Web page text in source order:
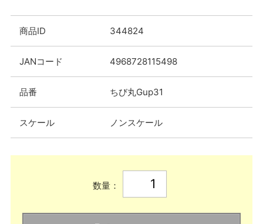
商品ID 344824
JANコード 4968728115498
品番 ちび丸Gup31
スケール ノンスケール
数量：